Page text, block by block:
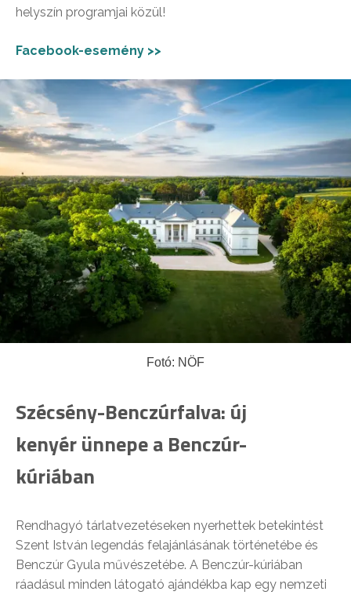
helyszín programjai közül!
Facebook-esemény >>
Fotó: NÖF
Szécsény-Benczúrfalva: új
kenyér ünnepe a Benczúr-
kúriában
Rendhagyó tárlatvezetéseken nyerhettek betekintést
Szent István legendás felajánlásának történetébe és
Benczúr Gyula művészetébe. A Benczúr-kúriában
ráadásul minden látogató ajándékba kap egy nemzeti